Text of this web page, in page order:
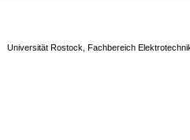
Universität Rostock, Fachbereich